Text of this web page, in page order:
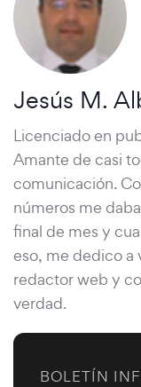
Jesús M.
Licenciado en
Amante de casi
comunicación.
números me
final de mes y
eso, me dedico a
redactor web y
verdad.
BOLETÍN